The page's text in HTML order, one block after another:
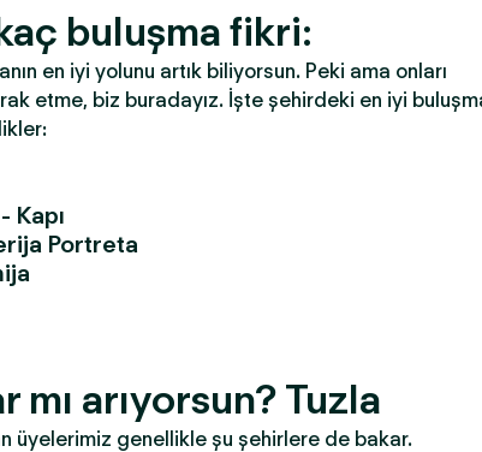
buluşma fikri:
en iyi yolunu artık biliyorsun. Peki ama onları
etme, biz buradayız. İşte şehirdeki en iyi
Kapı
Portreta
mı arıyorsun? Tuzla
üyelerimiz genellikle şu şehirlere de bakar.